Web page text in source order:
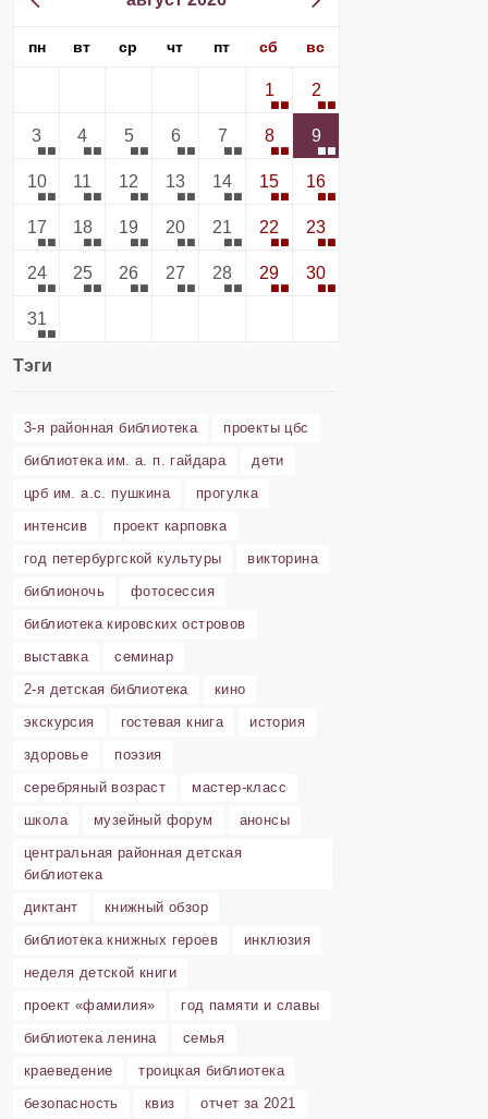
пн вт ср чт пт сб вс
1 2
3 4 5 6 7 8 9
10 11 12 13 14 15 16
17 18 19 20 21 22 23
24 25 26 27 28 29 30
31
Тэги
3-я районная библиотека
проекты цбс
библиотека им. а. п. гайдара
дети
црб им. а.с. пушкина
прогулка
интенсив
проект карповка
год петербургской культуры
викторина
библионочь
фотосессия
библиотека кировских островов
выставка
семинар
2-я детская библиотека
кино
экскурсия
гостевая книга
история
здоровье
поэзия
серебряный возраст
мастер-класс
школа
музейный форум
анонсы
центральная районная детская
библиотека
диктант
книжный обзор
библиотека книжных героев
инклюзия
неделя детской книги
проект «фамилия»
год памяти и славы
библиотека ленина
семья
краеведение
троицкая библиотека
безопасность
квиз
отчет за 2021